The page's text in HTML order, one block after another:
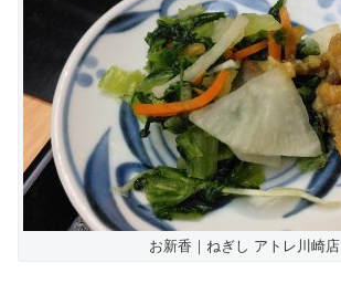
お新香｜ねぎし アトレ川崎店